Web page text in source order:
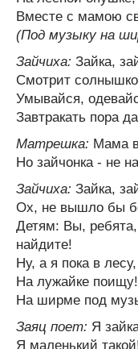
Вместе с мамою
(Под музыку на
Зайчиха: Зайка,
Смотрит солнышко
Умывайся,
Завтракать пора
Матрешка: Мама
Но зайчонка - не
Зайчиха: Зайка,
Ох, не вышло бы
Детям: Вы,
найдите!
Ну, а я пока в лесу,
На лужайке поищу!
На ширме под
Заяц поет: Я
Я маленький